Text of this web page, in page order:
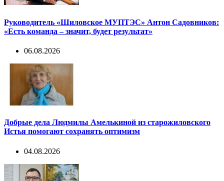
Руководитель «Шиловское МУПТЭС» Антон Садовников:
«Есть команда – значит, будет результат»
06.08.2026
Добрые дела Людмилы Амелькиной из старожиловского
Истья помогают сохранять оптимизм
04.08.2026